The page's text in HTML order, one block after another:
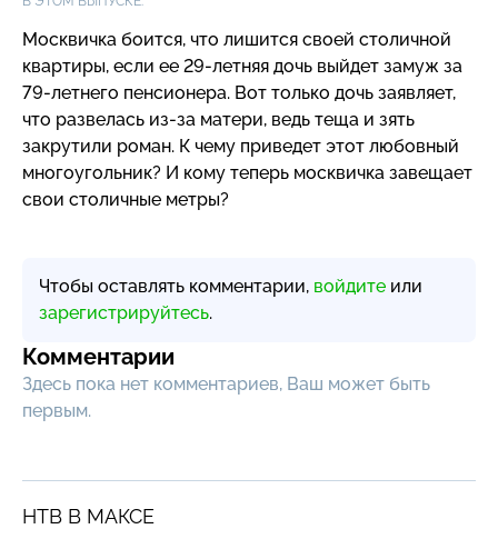
Москвичка боится, что лишится своей столичной
квартиры, если ее 29-летняя дочь выйдет замуж за
79-летнего пенсионера. Вот только дочь заявляет,
что развелась из-за матери, ведь теща и зять
закрутили роман. К чему приведет этот любовный
многоугольник? И кому теперь москвичка завещает
свои столичные метры?
Чтобы оставлять комментарии, войдите или
зарегистрируйтесь.
Комментарии
Здесь пока нет комментариев, Ваш может быть
первым.
НТВ В МАКСЕ